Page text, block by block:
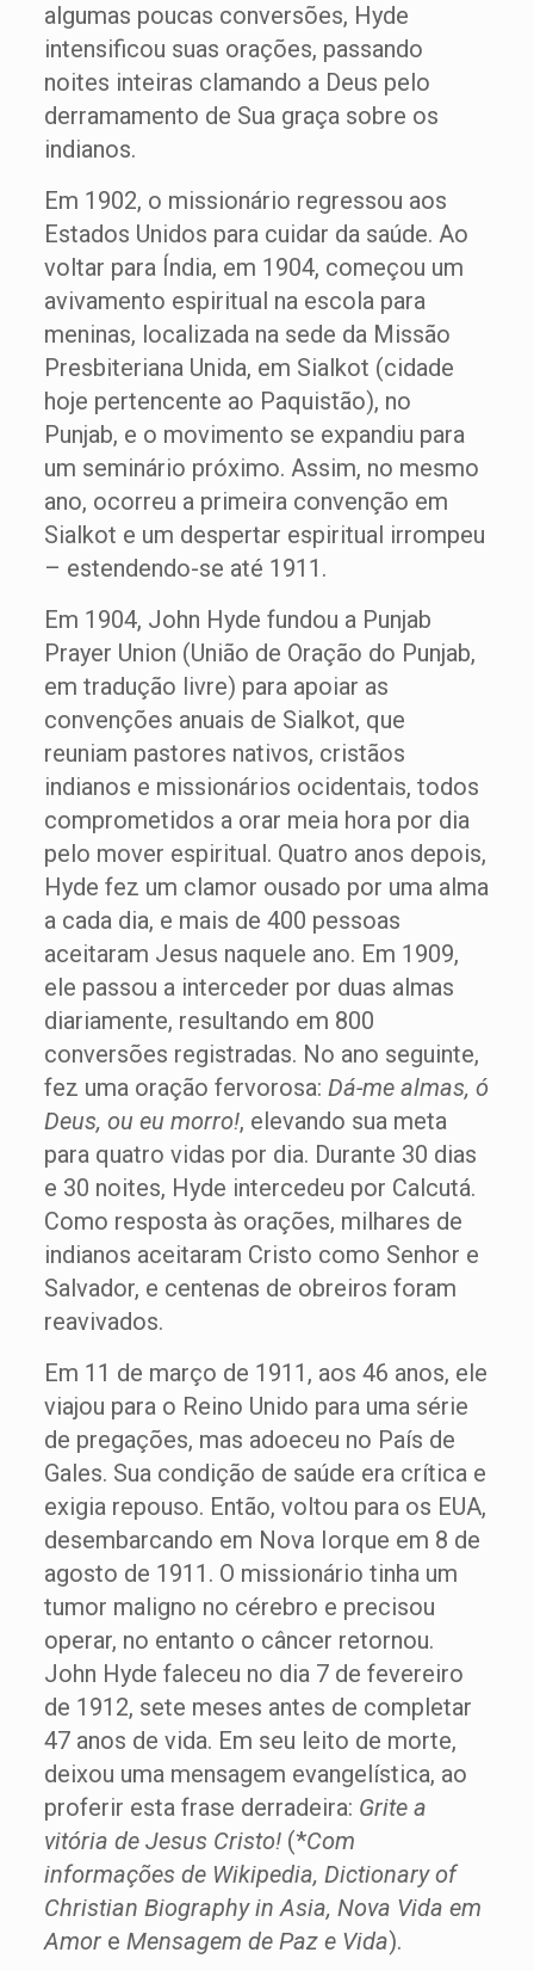
algumas poucas conversões, Hyde
intensificou suas orações, passando
noites inteiras clamando a Deus pelo
derramamento de Sua graça sobre os
indianos.
Em 1902, o missionário regressou aos
Estados Unidos para cuidar da saúde. Ao
voltar para Índia, em 1904, começou um
avivamento espiritual na escola para
meninas, localizada na sede da Missão
Presbiteriana Unida, em Sialkot (cidade
hoje pertencente ao Paquistão), no
Punjab, e o movimento se expandiu para
um seminário próximo. Assim, no mesmo
ano, ocorreu a primeira convenção em
Sialkot e um despertar espiritual irrompeu
– estendendo-se até 1911.
Em 1904, John Hyde fundou a Punjab
Prayer Union (União de Oração do Punjab,
em tradução livre) para apoiar as
convenções anuais de Sialkot, que
reuniam pastores nativos, cristãos
indianos e missionários ocidentais, todos
comprometidos a orar meia hora por dia
pelo mover espiritual. Quatro anos depois,
Hyde fez um clamor ousado por uma alma
a cada dia, e mais de 400 pessoas
aceitaram Jesus naquele ano. Em 1909,
ele passou a interceder por duas almas
diariamente, resultando em 800
conversões registradas. No ano seguinte,
fez uma oração fervorosa: Dá-me almas, ó
Deus, ou eu morro!, elevando sua meta
para quatro vidas por dia. Durante 30 dias
e 30 noites, Hyde intercedeu por Calcutá.
Como resposta às orações, milhares de
indianos aceitaram Cristo como Senhor e
Salvador, e centenas de obreiros foram
reavivados.
Em 11 de março de 1911, aos 46 anos, ele
viajou para o Reino Unido para uma série
de pregações, mas adoeceu no País de
Gales. Sua condição de saúde era crítica e
exigia repouso. Então, voltou para os EUA,
desembarcando em Nova Iorque em 8 de
agosto de 1911. O missionário tinha um
tumor maligno no cérebro e precisou
operar, no entanto o câncer retornou.
John Hyde faleceu no dia 7 de fevereiro
de 1912, sete meses antes de completar
47 anos de vida. Em seu leito de morte,
deixou uma mensagem evangelística, ao
proferir esta frase derradeira: Grite a
vitória de Jesus Cristo!(*Com
informações de Wikipedia, Dictionary of
Christian Biography in Asia, Nova Vida em
Amor e Mensagem de Paz e Vida).